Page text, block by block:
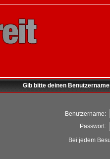
Gib bitte deinen
Benutzername:
Passwort:
Bei jedem